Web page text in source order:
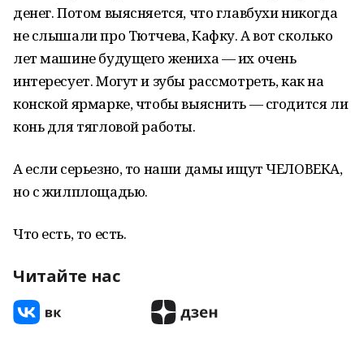
денег. Потом выясняется, что главбухи никогда
не слышали про Тютчева, Кафку. А вот сколько
лет машине будущего жениха — их очень
интересует. Могут и зубы рассмотреть, как на
конской ярмарке, чтобы выяснить — сгодится ли
конь для тягловой работы.
А если серьезно, то наши дамы ищут ЧЕЛОВЕКА,
но с жилплощадью.
Что есть, то есть.
Читайте нас